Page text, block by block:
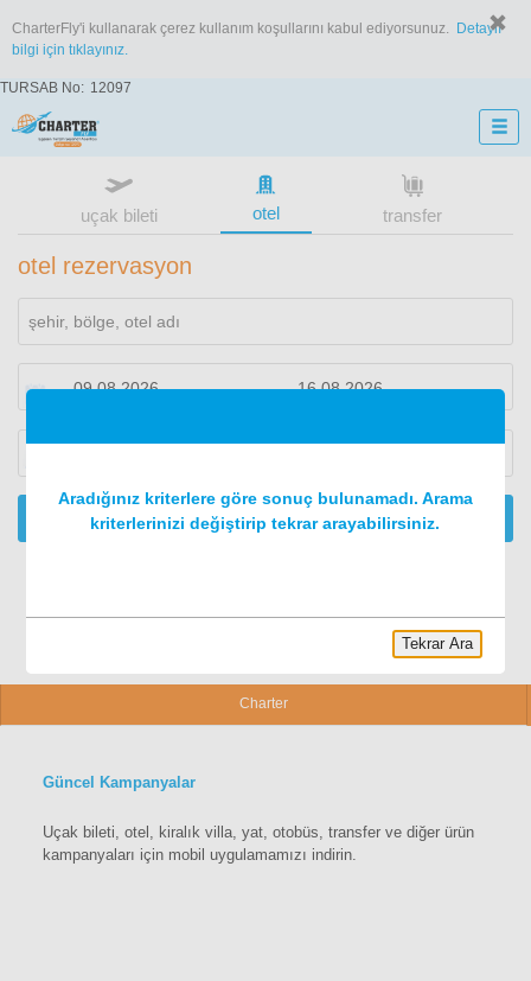
CharterFly'i kullanarak çerez kullanım koşullarını kabul ediyorsunuz.
Detaylı
bilgi için tıklayınız.
TURSAB No: 12097
uçak bileti otel transfer
otel rezervasyon
ARA
Charter
Güncel Kampanyalar
Uçak bileti, otel, kiralık villa, yat, otobüs, transfer ve diğer ürün
kampanyaları için mobil uygulamamızı indirin.
Aradığınız kriterlere göre sonuç bulunamadı. Arama
kriterlerinizi değiştirip tekrar arayabilirsiniz.
Tekrar Ara